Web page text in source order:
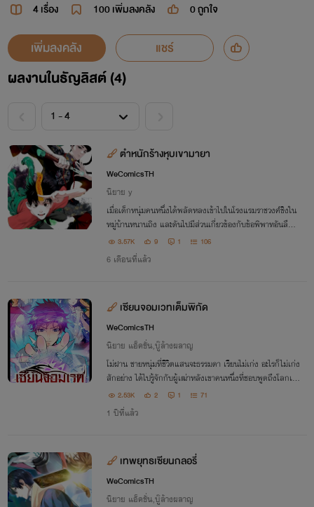
4 เรื่อง 100เพิ่มลงคลัง 0ถูกใจ
เพิ่มลงคลัง แชร์
ผลงานในธัญลิสต์ (4)
ตำหนักร้างหุบเขามายา
WeComicsTH
นิยาย y
เมื่อเด็กหนุ่มคนหนึ่งได้พลัดหลงเข้าไปในโรงแรมราชวงศ์ชิงใน
หมู่บ้านหนานถิง และดันไปมีส่วนเกี่ยวข้องกับข้อพิพาทอันลึกลั
บ เขาจึงกลายเป็นกุญแจสำคัญในการปิดผนึกบางอย่าง ที่มีบุค
คลลึกลับรอคอยการมาของเขามานาน
3.57K 9 1 106
6 เดือนที่แล้ว
เซียนจอมเวทเต็มพิกัด
WeComicsTH
นิยาย แอ็คชั่น,บู๊ล้างผลาญ
โม่ฝาน ชายหนุ่มที่ชีวิตแสนจะธรรมดา เรียนไม่เก่ง อะไรก็ไม่เก่ง
สักอย่าง ได้ไปรู้จักกับผู้เฒ่าหลังเขาคนหนึ่งที่ชอบพูดถึงโลกเว
ทมนตร์คู่ขนาน และเมื่อผู้เฒ่าได้ลาโลกไป เขาก็ได้ให้จี้อันหนึ่งกั
บโม่ฝานไว้
2.53K 2 1 71
1 ปีที่แล้ว
เทพยุทธเซียนกลอรี่
WeComicsTH
นิยาย แอ็คชั่น,บู๊ล้างผลาญ